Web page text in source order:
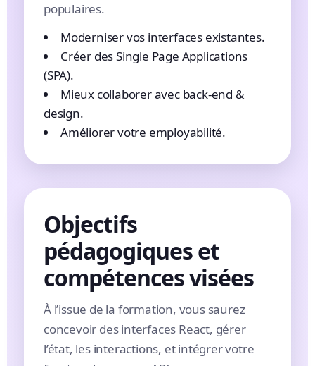
populaires.
Moderniser vos interfaces existantes.
Créer des Single Page Applications
(SPA).
Mieux collaborer avec back-end &
design.
Améliorer votre employabilité.
Objectifs
pédagogiques et
compétences visées
À l’issue de la formation, vous saurez
concevoir des interfaces React, gérer
l’état, les interactions, et intégrer votre